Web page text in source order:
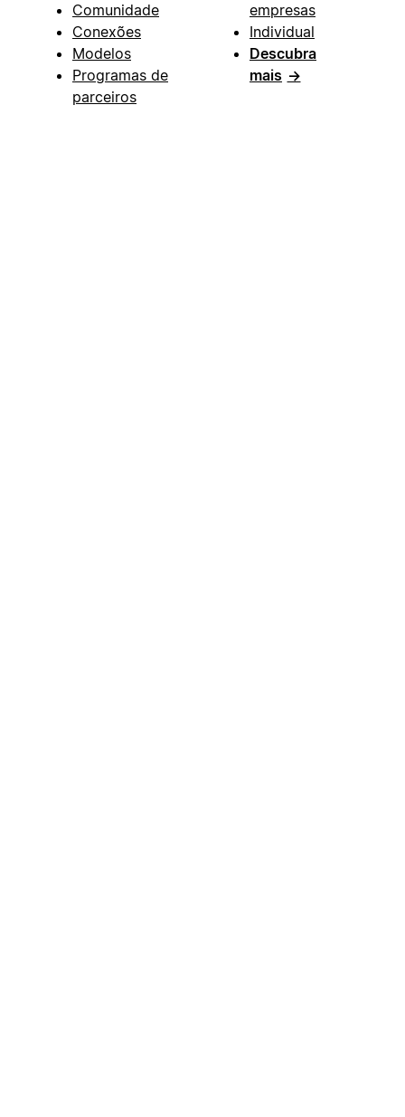
Comunidade
Conexões
Modelos
Programas de
parceiros
empresas
Individual
Descubra
mais →